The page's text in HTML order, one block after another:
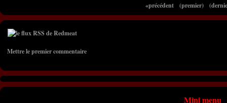
«précédent (premier)
Mettre le premier commentaire
Mini menu